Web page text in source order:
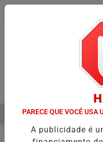
Pesquisar
RECUPERAÇÃO FISCAL
EM ALTA
PARECE QUE VOCÊ USA
A publicidade é